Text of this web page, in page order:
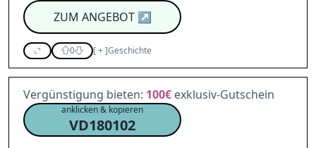
ZUM ANGEBOT↗
0 [+]Geschichte
Vergünstigung bieten: 100€ exklusiv-Gutschein
anklicken & kopieren
VD180102